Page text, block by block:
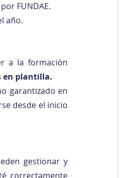
FUNDAE.
año.
a la formación
en plantilla.
garantizado en
desde el inicio
gestionar y
correctamente